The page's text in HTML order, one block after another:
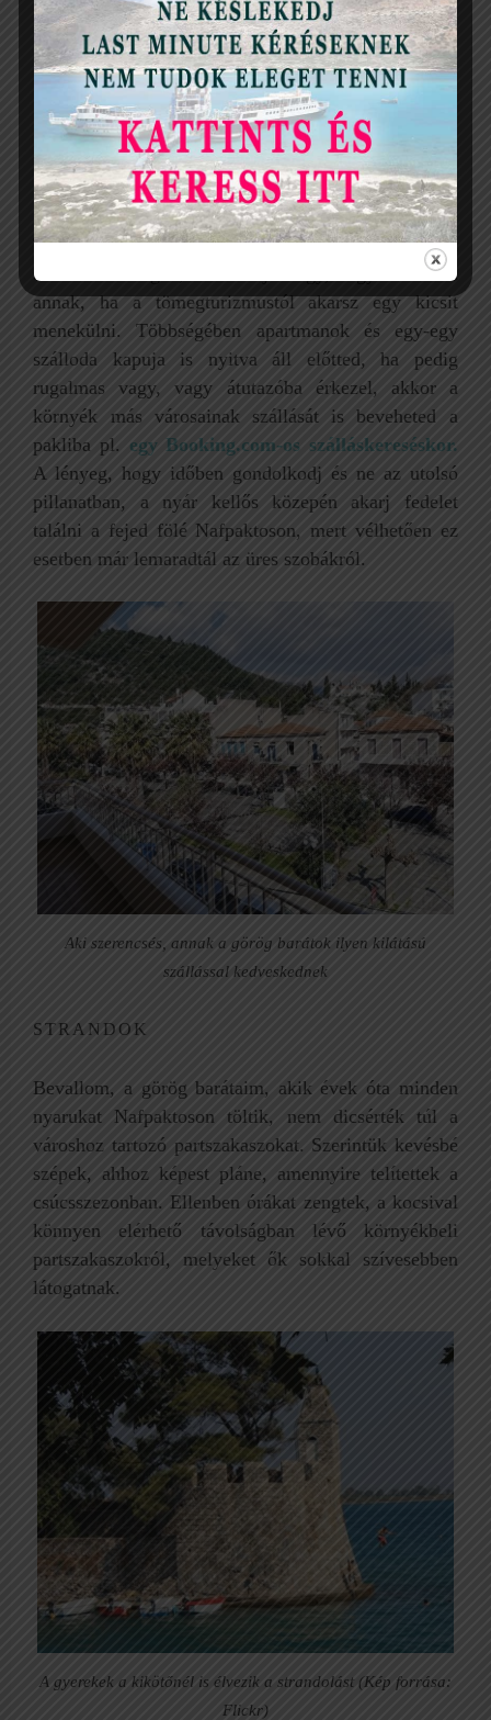
Könnyítsd meg utazásod. Pakolj be egyszerűen a
bőröndbe.
SZÁLLÁSOK
Tény, hogy Nafpaktost nem vetik fel a
szálláslehetőségek, de mondjuk úgy, hogy ez az ára
annak, ha a tömegturizmustól akarsz egy kicsit
menekülni. Többségében apartmanok és egy-egy
szálloda kapuja is nyitva áll előtted, ha pedig
rugalmas vagy, vagy átutazóba érkezel, akkor a
környék más városainak szállását is beveheted a
pakliba pl. egy Booking.com-os szálláskereséskor.
A lényeg, hogy időben gondolkodj és ne az utolsó
pillanatban, a nyár kellős közepén akarj fedelet
találni a fejed fölé Nafpaktoson, mert vélhetően ez
esetben már lemaradtál az üres szobákról.
Aki szerencsés, annak a görög barátok ilyen kilátású
szállással kedveskednek
STRANDOK
Bevallom, a görög barátaim, akik évek óta minden
nyarukat Nafpaktoson töltik, nem dicsérték túl a
városhoz tartozó partszakaszokat. Szerintük kevésbé
szépek, ahhoz képest pláne, amennyire telítettek a
csúcsszezonban. Ellenben órákat zengtek, a kocsival
könnyen elérhető távolságban lévő környékbeli
partszakaszokról, melyeket ők sokkal szívesebben
látogatnak.
A gyerekek a kikötőnél is élvezik a strandolást (Kép forrása:
Flickr)